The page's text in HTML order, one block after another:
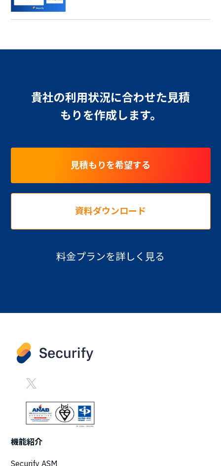
貴社の利用状況に合わせた見積
もりを作成します。
見積もりを希望する
資料ダウンロード
料金プランを詳しく見る
機能紹介
Securify ASM